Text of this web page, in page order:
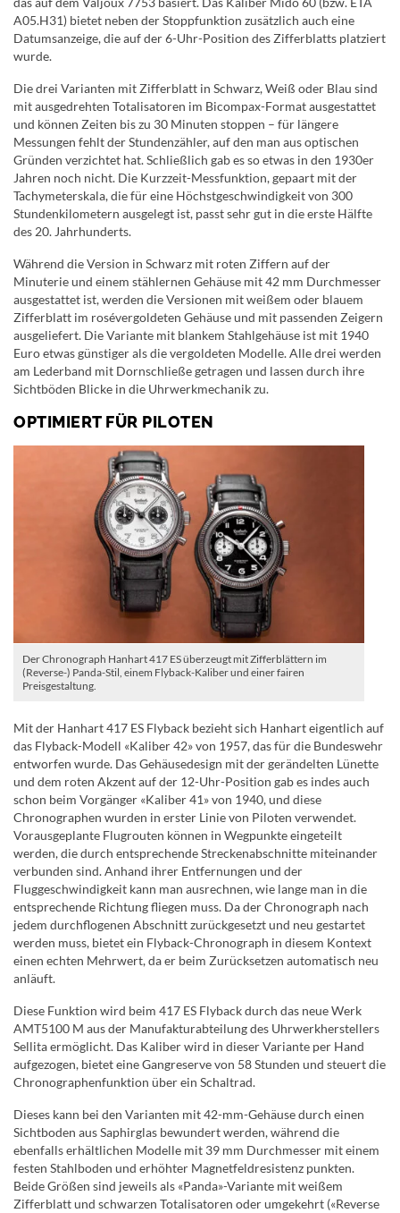
A05.H31) bietet neben der Stoppfunktion zusätzlich auch eine
Datumsanzeige, die auf der 6-Uhr-Position des Zifferblatts platziert
wurde.
Die drei Varianten mit Zifferblatt in Schwarz, Weiß oder Blau sind
mit ausgedrehten Totalisatoren im Bicompax-Format ausgestattet
und können Zeiten bis zu 30 Minuten stoppen – für längere
Messungen fehlt der Stundenzähler, auf den man aus optischen
Gründen verzichtet hat. Schließlich gab es so etwas in den 1930er
Jahren noch nicht. Die Kurzzeit-Messfunktion, gepaart mit der
Tachymeterskala, die für eine Höchstgeschwindigkeit von 300
Stundenkilometern ausgelegt ist, passt sehr gut in die erste Hälfte
des 20. Jahrhunderts.
Während die Version in Schwarz mit roten Ziffern auf der
Minuterie und einem stählernen Gehäuse mit 42 mm Durchmesser
ausgestattet ist, werden die Versionen mit weißem oder blauem
Zifferblatt im rosévergoldeten Gehäuse und mit passenden Zeigern
ausgeliefert. Die Variante mit blankem Stahlgehäuse ist mit 1940
Euro etwas günstiger als die vergoldeten Modelle. Alle drei werden
am Lederband mit Dornschließe getragen und lassen durch ihre
Sichtböden Blicke in die Uhrwerkmechanik zu.
OPTIMIERT FÜR PILOTEN
Der Chronograph Hanhart 417 ES überzeugt mit Zifferblättern im
(Reverse-) Panda-Stil, einem Flyback-Kaliber und einer fairen
Preisgestaltung.
Mit der Hanhart 417 ES Flyback bezieht sich Hanhart eigentlich auf
das Flyback-Modell «Kaliber 42» von 1957, das für die Bundeswehr
entworfen wurde. Das Gehäusedesign mit der gerändelten Lünette
und dem roten Akzent auf der 12-Uhr-Position gab es indes auch
schon beim Vorgänger «Kaliber 41» von 1940, und diese
Chronographen wurden in erster Linie von Piloten verwendet.
Vorausgeplante Flugrouten können in Wegpunkte eingeteilt
werden, die durch entsprechende Streckenabschnitte miteinander
verbunden sind. Anhand ihrer Entfernungen und der
Fluggeschwindigkeit kann man ausrechnen, wie lange man in die
entsprechende Richtung fliegen muss. Da der Chronograph nach
jedem durchflogenen Abschnitt zurückgesetzt und neu gestartet
werden muss, bietet ein Flyback-Chronograph in diesem Kontext
einen echten Mehrwert, da er beim Zurücksetzen automatisch neu
anläuft.
Diese Funktion wird beim 417 ES Flyback durch das neue Werk
AMT5100 M aus der Manufakturabteilung des Uhrwerkherstellers
Sellita ermöglicht. Das Kaliber wird in dieser Variante per Hand
aufgezogen, bietet eine Gangreserve von 58 Stunden und steuert die
Chronographenfunktion über ein Schaltrad.
Dieses kann bei den Varianten mit 42-mm-Gehäuse durch einen
Sichtboden aus Saphirglas bewundert werden, während die
ebenfalls erhältlichen Modelle mit 39 mm Durchmesser mit einem
festen Stahlboden und erhöhter Magnetfeldresistenz punkten.
Beide Größen sind jeweils als «Panda»-Variante mit weißem
Zifferblatt und schwarzen Totalisatoren oder umgekehrt («Reverse